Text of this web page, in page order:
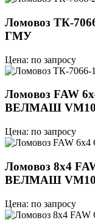
Ломовоз ТК-
ГМУ
Цена: по запросу
Ломовоз FAW
ВЕЛМАШ VM10
Цена: по запросу
Ломовоз 8х4
ВЕЛМАШ VM10
Цена: по запросу